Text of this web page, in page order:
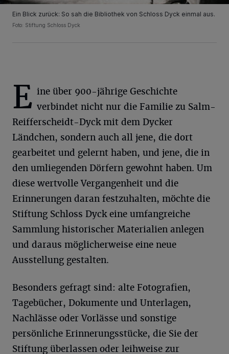
Ein Blick zurück: So sah die Bibliothek von Schloss Dyck einmal aus.
Foto: Stiftung Schloss Dyck
E ine über 900-jährige Geschichte
verbindet nicht nur die Familie zu Salm-
Reifferscheidt-Dyck mit dem Dycker
Ländchen, sondern auch all jene, die dort
gearbeitet und gelernt haben, und jene, die in
den umliegenden Dörfern gewohnt haben. Um
diese wertvolle Vergangenheit und die
Erinnerungen daran festzuhalten, möchte die
Stiftung Schloss Dyck eine umfangreiche
Sammlung historischer Materialien anlegen
und daraus möglicherweise eine neue
Ausstellung gestalten.
Besonders gefragt sind: alte Fotografien,
Tagebücher, Dokumente und Unterlagen,
Nachlässe oder Vorlässe und sonstige
persönliche Erinnerungsstücke, die Sie der
Stiftung überlassen oder leihweise zur